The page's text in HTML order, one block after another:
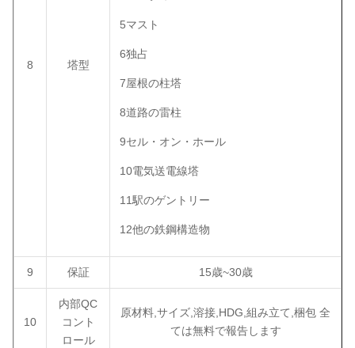
8 塔型
5マスト
6独占
7屋根の柱塔
8道路の雷柱
9セル・オン・ホール
10電気送電線塔
11駅のゲントリー
12他の鉄鋼構造物
9 保証 15歳~30歳
10
内部QC
コント
ロール
原材料,サイズ,溶接,HDG,組み立て,梱包 全
ては無料で報告します